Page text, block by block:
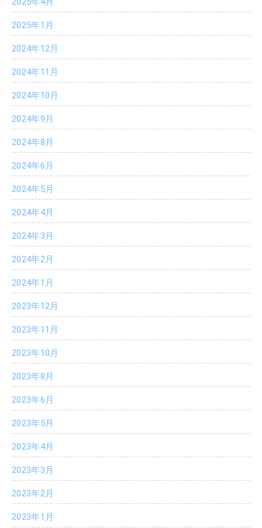
2025年1月
2024年12月
2024年11月
2024年10月
2024年9月
2024年8月
2024年6月
2024年5月
2024年4月
2024年3月
2024年2月
2024年1月
2023年12月
2023年11月
2023年10月
2023年8月
2023年6月
2023年5月
2023年4月
2023年3月
2023年2月
2023年1月